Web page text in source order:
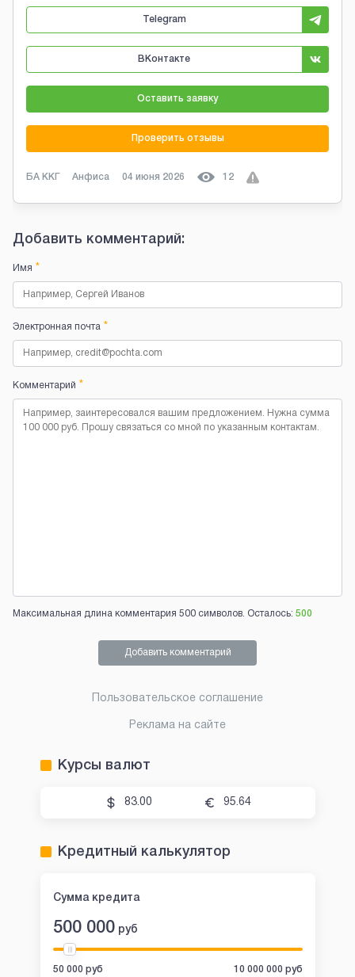
Telegram
ВКонтакте
Оставить заявку
Проверить отзывы
БА ККГ Анфиса 04 июня 2026 12
Добавить комментарий:
Имя *
Электронная почта *
Комментарий *
Максимальная длина комментария 500 символов. Осталось: 500
Добавить комментарий
Пользовательское соглашение
Реклама на сайте
Курсы валют
83.00 95.64
Кредитный калькулятор
Сумма кредита
500 000 руб
50 000 руб 10 000 000 руб